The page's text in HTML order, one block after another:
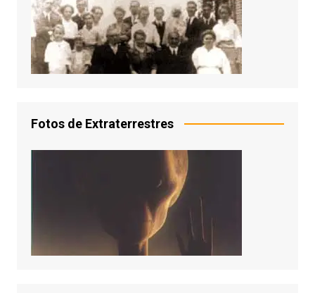
Fotos de Extraterrestres